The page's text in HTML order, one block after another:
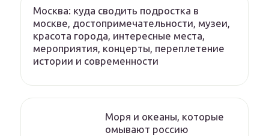
Москва: куда сводить подростка в
москве, достопримечательности, музеи,
красота города, интересные места,
мероприятия, концерты, переплетение
истории и современности
Моря и океаны, которые
омывают россию